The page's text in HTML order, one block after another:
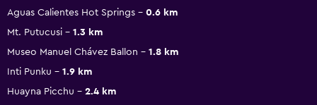
Aguas Calientes Hot Springs
0.6 km
Mt. Putucusi
1.3 km
Museo Manuel Chávez Ballon
1.8 km
Inti Punku
1.9 km
Huayna Picchu
2.4 km